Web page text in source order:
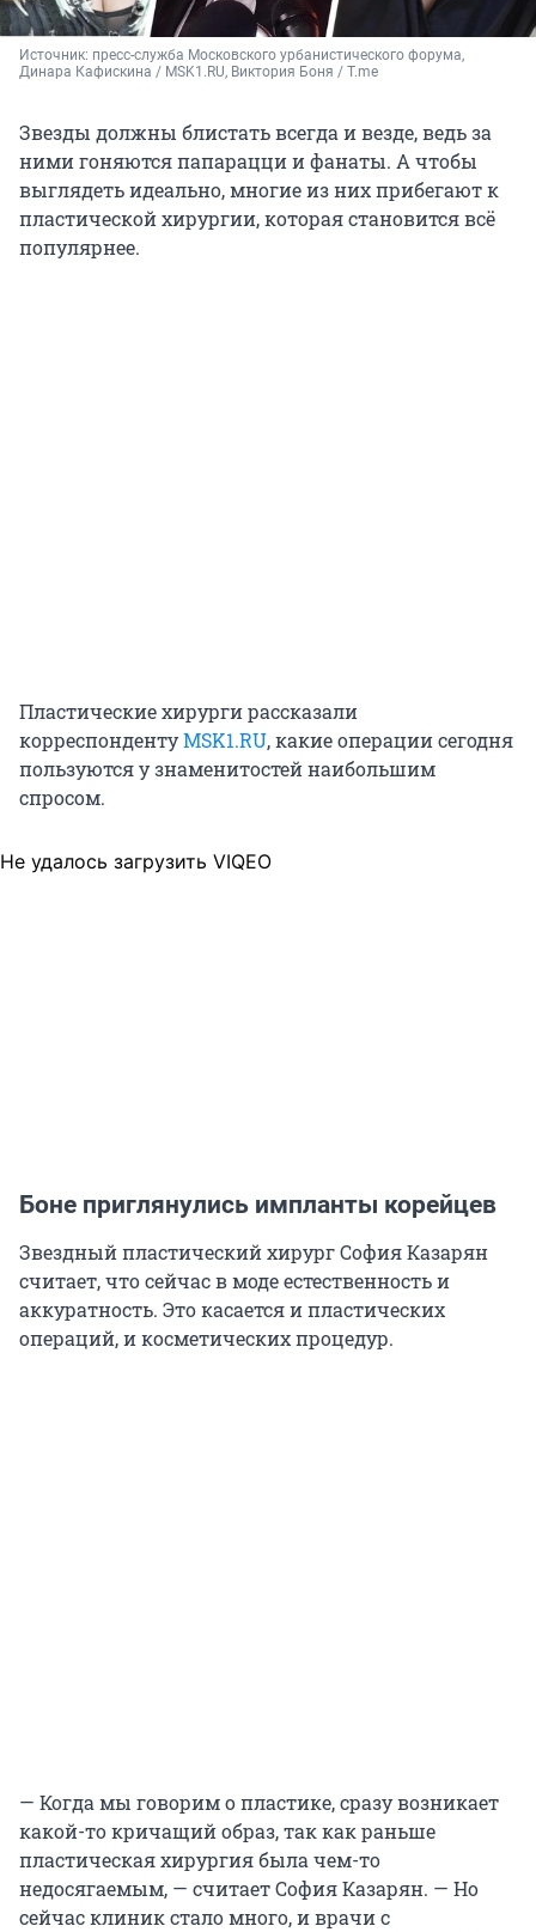
Источник: пресс-служба Московского урбанистического форума,
Динара Кафискина / MSK1.RU, Виктория Боня / T.me
Звезды должны блистать всегда и везде, ведь за
ними гоняются папарацци и фанаты. А чтобы
выглядеть идеально, многие из них прибегают к
пластической хирургии, которая становится всё
популярнее.
Пластические хирурги рассказали
корреспондентуMSK1.RU, какие операции сегодня
пользуются у знаменитостей наибольшим
спросом.
Не удалось загрузить VIQEO
Боне приглянулись импланты корейцев
Звездный пластический хирург София Казарян
считает, что сейчас в моде естественность и
аккуратность. Это касается и пластических
операций, и косметических процедур.
— Когда мы говорим о пластике, сразу возникает
какой-то кричащий образ, так как раньше
пластическая хирургия была чем-то
недосягаемым, — считает София Казарян. — Но
сейчас клиник стало много, и врачи с